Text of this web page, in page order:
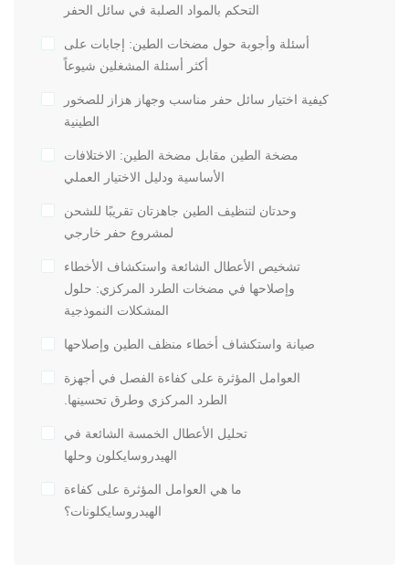
التحكم بالمواد الصلبة في سائل الحفر
أسئلة وأجوبة حول مضخات الطين: إجابات على
أكثر أسئلة المشغلين شيوعاً
كيفية اختيار سائل حفر مناسب وجهاز هزاز للصخور
الطينية
مضخة الطين مقابل مضخة الطين: الاختلافات
الأساسية ودليل الاختيار العملي
وحدتان لتنظيف الطين جاهزتان تقريبًا للشحن
لمشروع حفر خارجي
تشخيص الأعطال الشائعة واستكشاف الأخطاء
وإصلاحها في مضخات الطرد المركزي: حلول
المشكلات النموذجية
صيانة واستكشاف أخطاء منظف الطين وإصلاحها
العوامل المؤثرة على كفاءة الفصل في أجهزة
الطرد المركزي وطرق تحسينها.
تحليل الأعطال الخمسة الشائعة في
الهيدروسايكلون وحلها
ما هي العوامل المؤثرة على كفاءة
الهيدروسايكلونات؟